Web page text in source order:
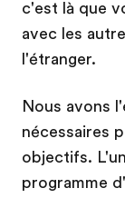
c'est là que
avec les
l'étranger.
Nous avons
nécessaires
objectifs.
programme